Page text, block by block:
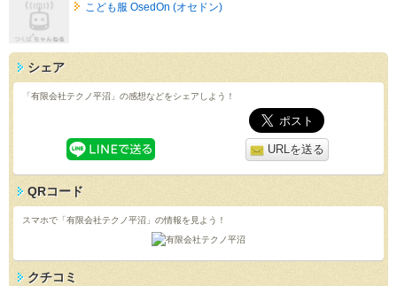
こども服 OsedOn (オセドン)
シェア
「有限会社テクノ平沼」の感想などをシェアしよう！
URLを送る
QRコード
スマホで「有限会社テクノ平沼」の情報を見よう！
クチコミ